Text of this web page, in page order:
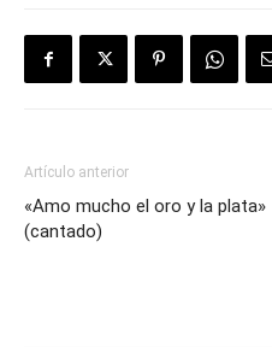
Artículo anterior
«Amo mucho el oro y la plata»
(cantado)